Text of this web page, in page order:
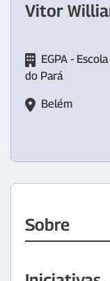
Vitor
EGPA -
do Pará
Belém
Sobre